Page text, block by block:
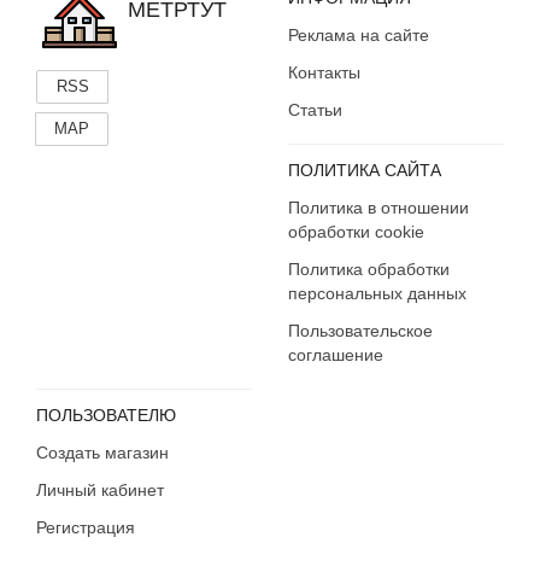
МЕТРТУТ
RSS
MAP
Реклама на сайте
Контакты
Статьи
ПОЛИТИКА САЙТА
Политика в отношении
обработки cookie
Политика обработки
персональных данных
Пользовательское
соглашение
ПОЛЬЗОВАТЕЛЮ
Создать магазин
Личный кабинет
Регистрация